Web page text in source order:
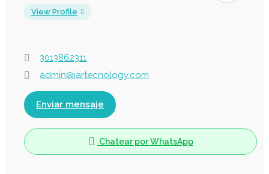
View Profile
3013862311
admin@iartecnology.com
Enviar mensaje
Chatear por WhatsApp